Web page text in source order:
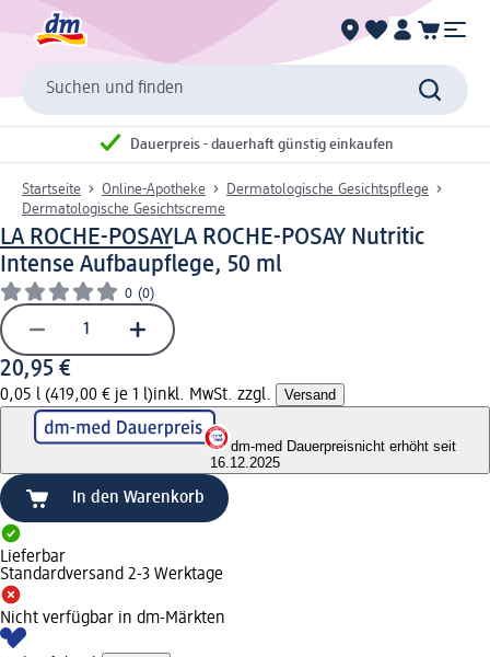
Suchen und finden
Dauerpreis - dauerhaft günstig einkaufen
Startseite Online-Apotheke
Dermatologische Gesichtspflege
Dermatologische Gesichtscreme
LA ROCHE-POSAYLA ROCHE-POSAY Nutritic
Intense Aufbaupflege, 50 ml
0 (0)
20,95 €
0,05 l (419,00 € je 1 l)inkl. MwSt. zzgl. Versand
dm-med Dauerpreisnicht erhöht seit
16.12.2025
In den Warenkorb
Lieferbar
Standardversand 2-3 Werktage
Nicht verfügbar in dm-Märkten